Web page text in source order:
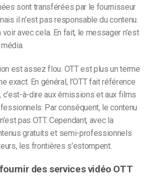
sont transférées par le fournisseur
il n’est pas responsable du contenu.
voir avec cela. En fait, le messager n’est
est assez flou. OTT est plus un terme
exact. En général, l’OTT fait référence
c’est-à-dire aux émissions et aux films
Par conséquent, le contenu
pas OTT. Cependant, avec la
gratuits et semi-professionnels
les frontières s’estompent.
des services vidéo OTT